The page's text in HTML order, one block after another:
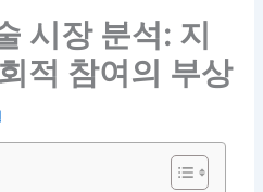
시장 분석: 지
적 참여의 부상